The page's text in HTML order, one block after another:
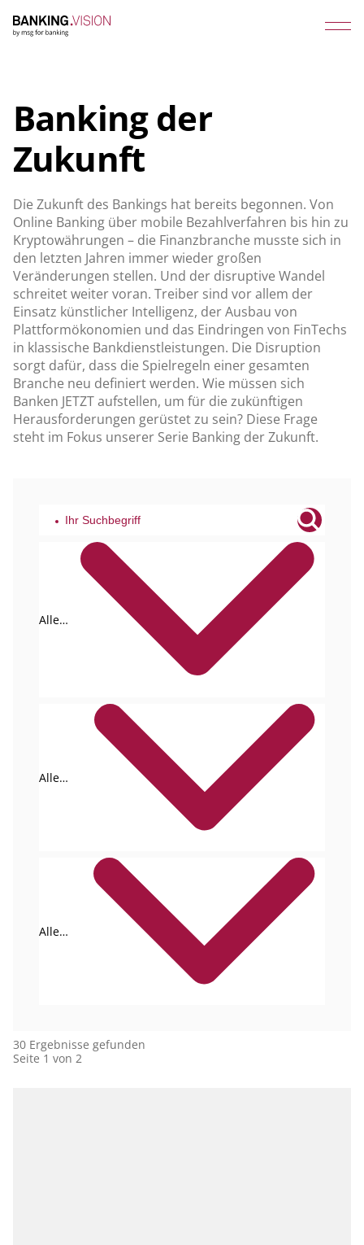
Banking der
Zukunft
Die Zukunft des Bankings hat bereits begonnen. Von
Online Banking über mobile Bezahlverfahren bis hin zu
Kryptowährungen – die Finanzbranche musste sich in
den letzten Jahren immer wieder großen
Veränderungen stellen. Und der disruptive Wandel
schreitet weiter voran. Treiber sind vor allem der
Einsatz künstlicher Intelligenz, der Ausbau von
Plattformökonomien und das Eindringen von FinTechs
in klassische Bankdienstleistungen. Die Disruption
sorgt dafür, dass die Spielregeln einer gesamten
Branche neu definiert werden. Wie müssen sich
Banken JETZT aufstellen, um für die zukünftigen
Herausforderungen gerüstet zu sein? Diese Frage
steht im Fokus unserer Serie Banking der Zukunft.
Alle
Alle
Alle
30 Ergebnisse gefunden
Seite 1 von 2